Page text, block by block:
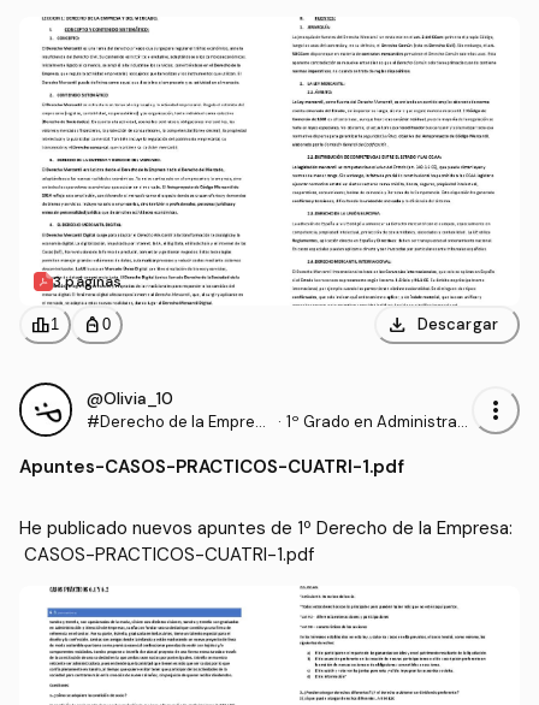
3 páginas
leaderboard1 personal_bag 0 download Descargar
@Olivia_10
#Derecho de la Empres
· 1º Grado en Administraci
sas (UPV)
more_vert
Apuntes-CASOS-PRACTICOS-CUATRI-1.pdf
He publicado nuevos apuntes de 1º Derecho de la Empresa:
CASOS-PRACTICOS-CUATRI-1.pdf